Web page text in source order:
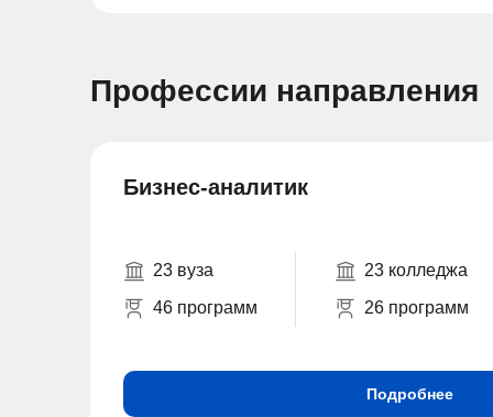
Профессии направления
Бизнес-аналитик
23 вуза
46 программ
23 колледжа
26 программ
Подробнее